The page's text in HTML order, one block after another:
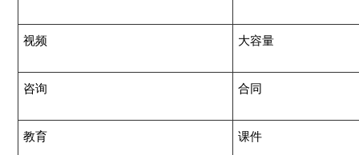
视频 大容量
咨询 合同
教育 课件